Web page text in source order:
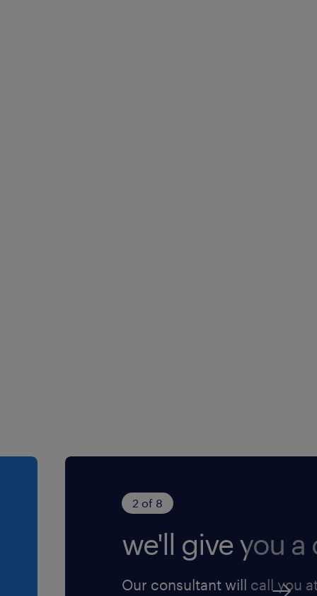
par l'accès à une
et à des congés
de maladie illimités,
rare et avantageuse
la gestion de l'inventaire
veiller à l'application
normes de sécurité.
2 of 8
we'll give you a
Our consultant will call you